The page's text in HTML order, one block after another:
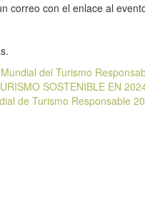
correo con el enlace al
del Turismo
SOSTENIBLE EN
de Turismo Responsable